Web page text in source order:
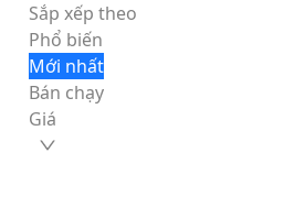
Sắp xếp theo
Phổ biến
Mới nhất
Bán chạy
Giá